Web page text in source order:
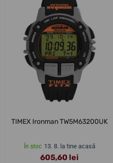
TIMEX Ironman TW5M63200UK
În stoc 13. 8. la tine acasă
605,60 lei